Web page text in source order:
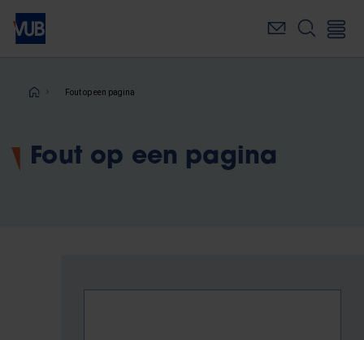
Overslaan
naar
inhoudKruimelpad
Fout op een pagina
Fout op een pagina